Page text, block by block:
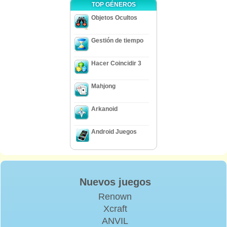
TOP GÉNEROS
Objetos Ocultos
Gestión de tiempo
Hacer Coincidir 3
Mahjong
Arkanoid
Android Juegos
Nuevos juegos
Renown
Xcraft
ANVIL